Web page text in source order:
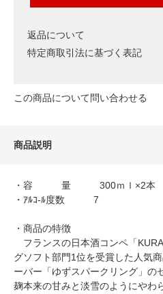
返品について
特定商取引法に基づく表記
この商品について問い合わせる
商品説明
・容 量 300ｍｌ×2本
・ｱﾙｺ-ﾙ度数 7
・商品の特徴
フランスの日本酒コンペ「
グソフト部門1位を受賞した人気
ーバー「ゆずスパークリング」の
麹本来の甘みと淡雪のようにやわ